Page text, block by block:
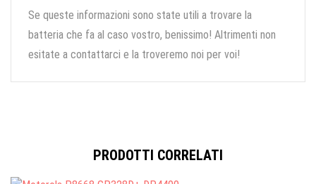
Se queste informazioni sono state utili a trovare la
batteria che fa al caso vostro, benissimo! Altrimenti non
esitate a contattarci e la troveremo noi per voi!
PRODOTTI CORRELATI